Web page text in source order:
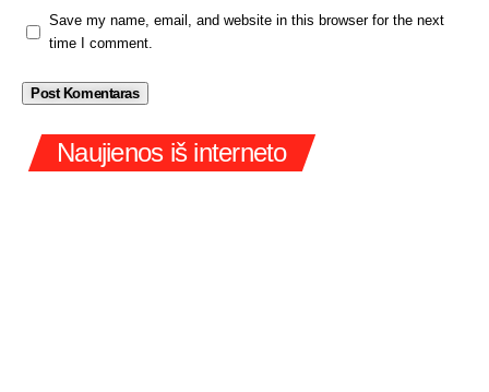
Save my name, email, and website in this browser for the next
time I comment.
Naujienos iš interneto